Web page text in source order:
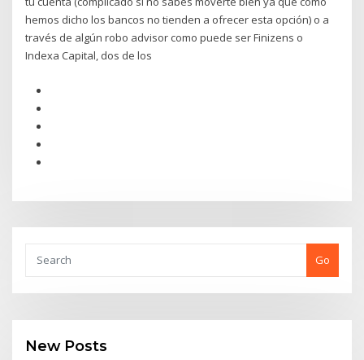
hemos dicho los bancos no tienden a ofrecer esta opción) o a
través de algún robo advisor como puede ser Finizens o
Indexa Capital, dos de los
Go
New Posts